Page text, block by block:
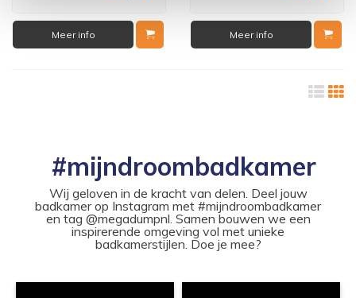
Meer info Meer info
#mijndroombadkamer
Wij geloven in de kracht van delen. Deel jouw
badkamer op Instagram met #mijndroombadkamer
en tag @megadumpnl. Samen bouwen we een
inspirerende omgeving vol met unieke
badkamerstijlen. Doe je mee?